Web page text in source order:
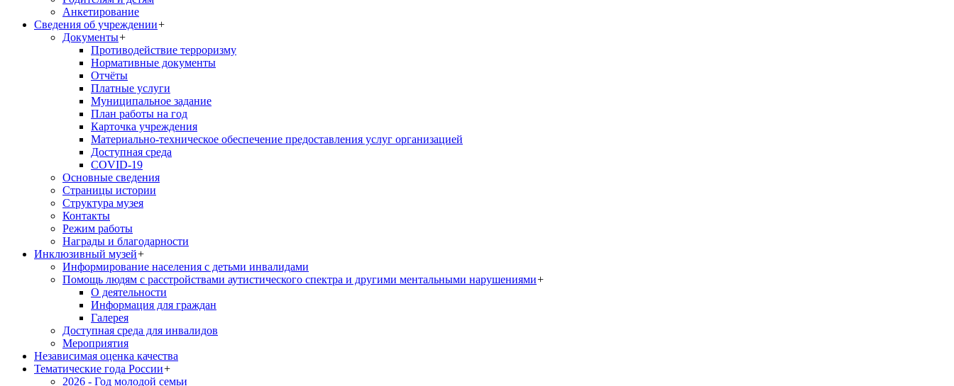
Анкетирование
Сведения об учреждении+
Документы+
Противодействие терроризму
Нормативные документы
Отчёты
Платные услуги
Муниципальное задание
План работы на год
Карточка учреждения
Материально-техническое обеспечение предоставления услуг организацией
Доступная среда
COVID-19
Основные сведения
Страницы истории
Структура музея
Контакты
Режим работы
Награды и благодарности
Инклюзивный музей+
Информирование населения с детьми инвалидами
Помощь людям с расстройствами аутистического спектра и другими ментальными нарушениями+
О деятельности
Информация для граждан
Галерея
Доступная среда для инвалидов
Мероприятия
Независимая оценка качества
Тематические года России+
2026 - Год молодой семьи